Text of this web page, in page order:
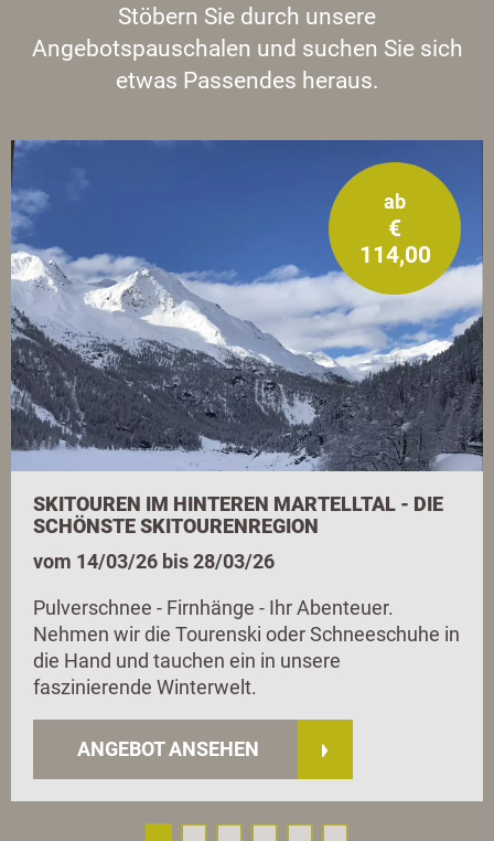
Stöbern Sie durch unsere
Angebotspauschalen und suchen Sie sich
etwas Passendes heraus.
ab
€
114,00
SKITOUREN IM HINTEREN MARTELLTAL - DIE
SCHÖNSTE SKITOURENREGION
vom 14/03/26 bis 28/03/26
Pulverschnee - Firnhänge - Ihr Abenteuer.
Nehmen wir die Tourenski oder Schneeschuhe in
die Hand und tauchen ein in unsere
faszinierende Winterwelt.
ANGEBOT ANSEHEN